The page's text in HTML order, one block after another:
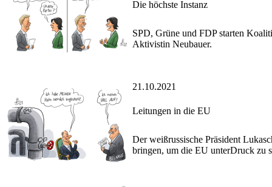
Die höchste Instanz
SPD, Grüne und FDP starten
Aktivistin Neubauer.
21.10.2021
Leitungen in die EU
Der weißrussische Präsident
bringen, um die EU unterDruck zu